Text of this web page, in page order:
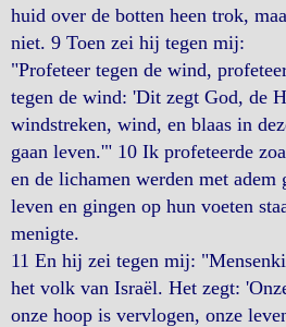
huid over de botten heen trok,
niet. 9 Toen zei hij tegen mij:
"Profeteer tegen de wind,
tegen de wind: 'Dit zegt God, de
windstreken, wind, en blaas in
gaan leven.'" 10 Ik profeteerde
en de lichamen werden met
leven en gingen op hun voeten
menigte.
11 En hij zei tegen mij:
het volk van Israël. Het zegt:
onze hoop is vervlogen, onze